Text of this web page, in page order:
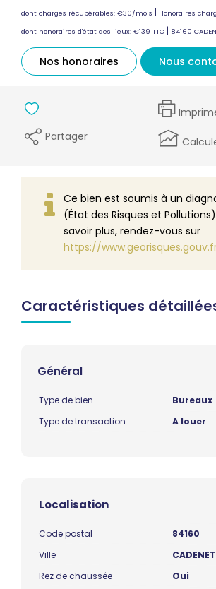
dont charges récupérables: €30/mois | Honoraires
dont honoraires d'état des lieux: €139 TTC | 84160
Nos honoraires Nous
Partager
Ce bien est soumis à un
(État des Risques et
savoir plus, rendez-vous sur
https://
Caractéristiques
Général
Type de bien
Bureaux
Type de transaction
A louer
Localisation
Code postal
84160
Ville
CADENET
Rez de chaussée
Oui